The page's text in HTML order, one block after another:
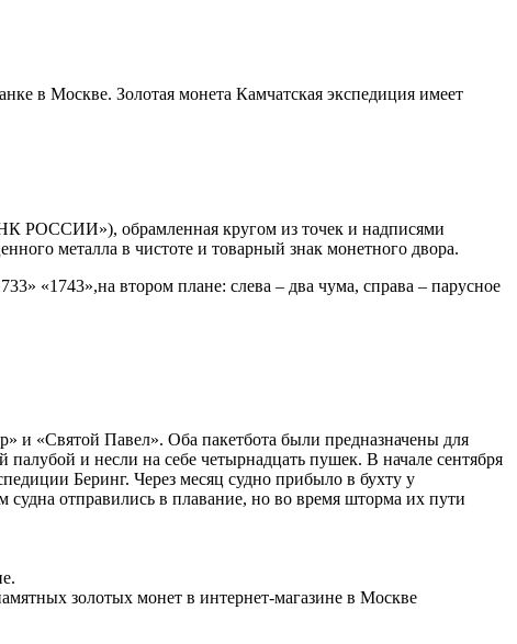
в Москве. Золотая монета Камчатская экспедиция имеет
РОССИИ»), обрамленная кругом из точек и надписями
металла в чистоте и товарный знак монетного двора.
«1743»,на втором плане: слева – два чума, справа – парусное
и «Святой Павел». Оба пакетбота были предназначены для
и несли на себе четырнадцать пушек. В начале сентября
Беринг. Через месяц судно прибыло в бухту у
отправились в плавание, но во время шторма их пути
золотых монет в интернет-магазине в Москве